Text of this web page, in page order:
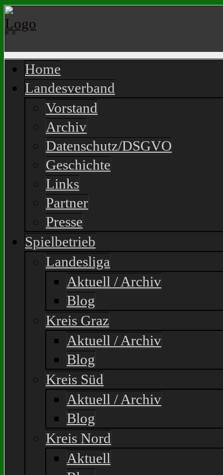
Home
Landesverband
Vorstand
Archiv
Datenschutz/DSGVO
Geschichte
Links
Partner
Presse
Spielbetrieb
Landesliga
Aktuell / Archiv
Blog
Kreis Graz
Aktuell / Archiv
Blog
Kreis Süd
Aktuell / Archiv
Blog
Kreis Nord
Aktuell